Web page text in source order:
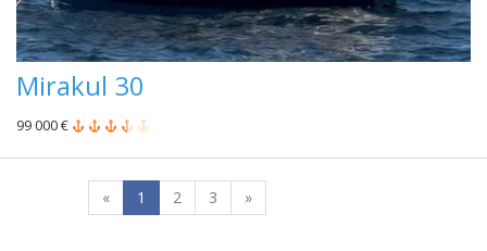
Mirakul 30
99 000 €
« 1 2 3 »